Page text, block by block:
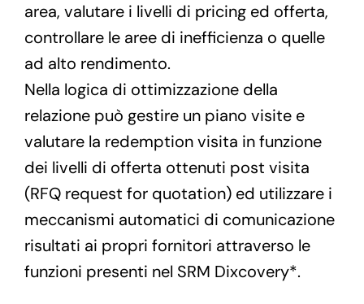
area, valutare i livelli di pricing ed offerta,
controllare le aree di inefficienza o quelle
ad alto rendimento.
Nella logica di ottimizzazione della
relazione può gestire un piano visite e
valutare la redemption visita in funzione
dei livelli di offerta ottenuti post visita
(RFQ request for quotation) ed utilizzare i
meccanismi automatici di comunicazione
risultati ai propri fornitori attraverso le
funzioni presenti nel SRM Dixcovery*.